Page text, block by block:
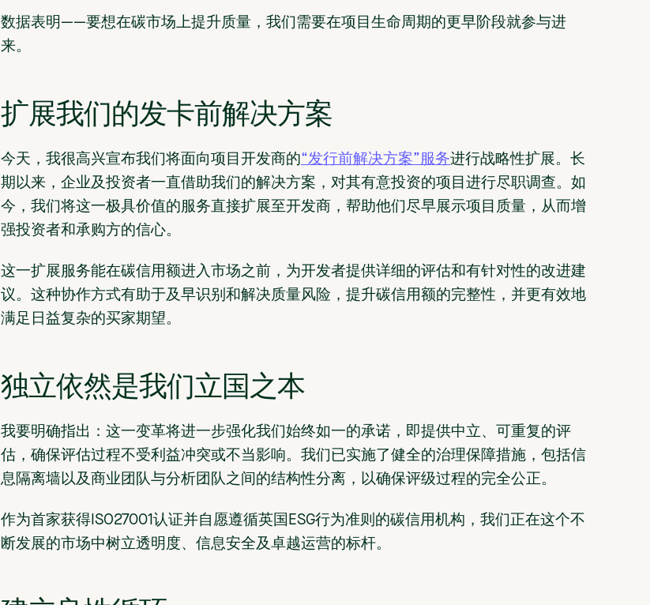
数据表明——要想在碳市场上提升质量，我们需要在项目生命周期的更早阶段就参与进
来。
扩展我们的发卡前解决方案
今天，我很高兴宣布我们将面向项目开发商的“发行前解决方案”服务进行战略性扩展。长
期以来，企业及投资者一直借助我们的解决方案，对其有意投资的项目进行尽职调查。如
今，我们将这一极具价值的服务直接扩展至开发商，帮助他们尽早展示项目质量，从而增
强投资者和承购方的信心。
这一扩展服务能在碳信用额进入市场之前，为开发者提供详细的评估和有针对性的改进建
议。这种协作方式有助于及早识别和解决质量风险，提升碳信用额的完整性，并更有效地
满足日益复杂的买家期望。
独立依然是我们立国之本
我要明确指出：这一变革将进一步强化我们始终如一的承诺，即提供中立、可重复的评
估，确保评估过程不受利益冲突或不当影响。我们已实施了健全的治理保障措施，包括信
息隔离墙以及商业团队与分析团队之间的结构性分离，以确保评级过程的完全公正。
作为首家获得ISO27001认证并自愿遵循英国ESG行为准则的碳信用机构，我们正在这个不
断发展的市场中树立透明度、信息安全及卓越运营的标杆。